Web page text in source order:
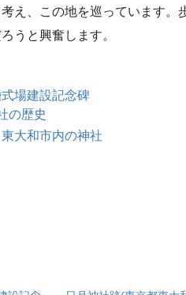
え、この地を巡っています。
うと興奮します。
場建設記念碑
の歴史
東大和市内の神社